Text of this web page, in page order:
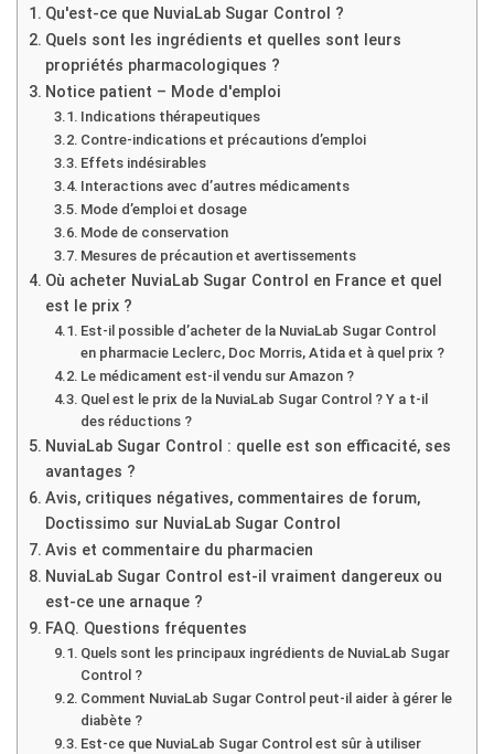
Qu'est-ce que NuviaLab Sugar Control ?
Quels sont les ingrédients et quelles sont leurs
propriétés pharmacologiques ?
Notice patient – Mode d'emploi
Indications thérapeutiques
Contre-indications et précautions d’emploi
Effets indésirables
Interactions avec d’autres médicaments
Mode d’emploi et dosage
Mode de conservation
Mesures de précaution et avertissements
Où acheter NuviaLab Sugar Control en France et quel
est le prix ?
Est-il possible d’acheter de la NuviaLab Sugar Control
en pharmacie Leclerc, Doc Morris, Atida et à quel prix ?
Le médicament est-il vendu sur Amazon ?
Quel est le prix de la NuviaLab Sugar Control ? Y a t-il
des réductions ?
NuviaLab Sugar Control : quelle est son efficacité, ses
avantages ?
Avis, critiques négatives, commentaires de forum,
Doctissimo sur NuviaLab Sugar Control
Avis et commentaire du pharmacien
NuviaLab Sugar Control est-il vraiment dangereux ou
est-ce une arnaque ?
FAQ. Questions fréquentes
Quels sont les principaux ingrédients de NuviaLab Sugar
Control ?
Comment NuviaLab Sugar Control peut-il aider à gérer le
diabète ?
Est-ce que NuviaLab Sugar Control est sûr à utiliser